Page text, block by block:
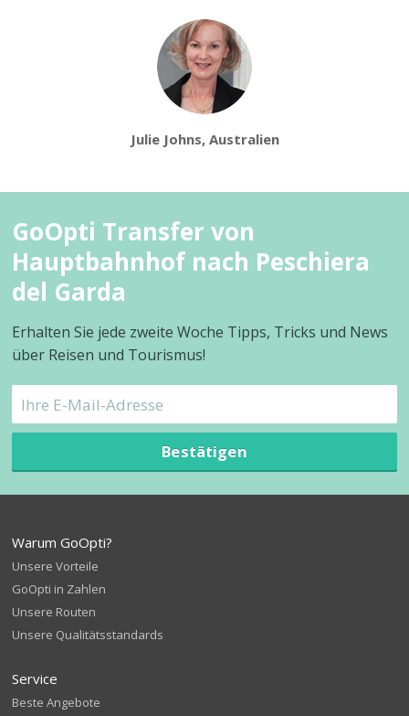
Julie Johns, Australien
GoOpti Transfer von
Hauptbahnhof nach Peschiera
del Garda
Erhalten Sie jede zweite Woche Tipps, Tricks und News
über Reisen und Tourismus!
Bestätigen
Warum GoOpti?
Unsere Vorteile
GoOpti in Zahlen
Unsere Routen
Unsere Qualitätsstandards
Service
Beste Angebote